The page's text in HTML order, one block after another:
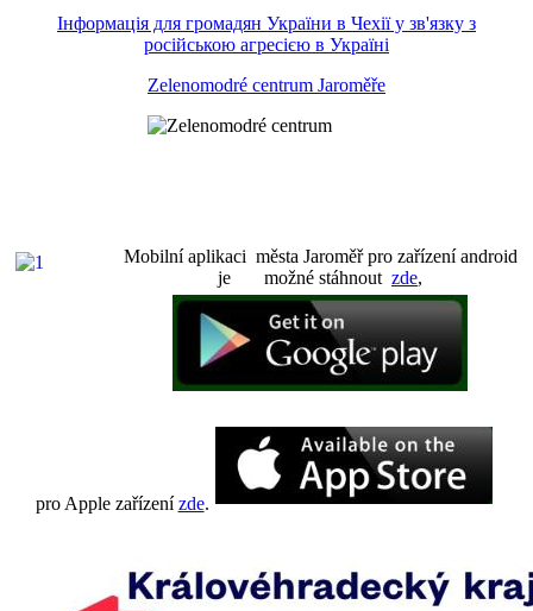
Інформація для громадян України в Чехії у зв'язку з
російською агресією в Україні
Zelenomodré centrum Jaroměře
Mobilní aplikaci města Jaroměř pro zařízení android
je možné stáhnout zde,
pro Apple zařízenízde.